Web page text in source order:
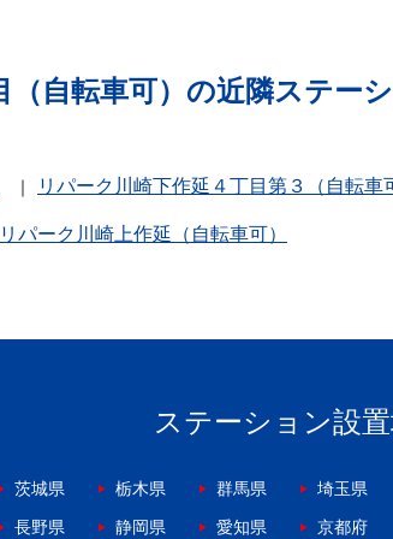
（自転車可）の近隣ステー
リパーク川崎下作延４丁目第３（自転車
リパーク川崎上作延（自転車可）
ステーション設
茨城県 栃木県 群馬県 埼玉県
長野県 静岡県 愛知県 京都府